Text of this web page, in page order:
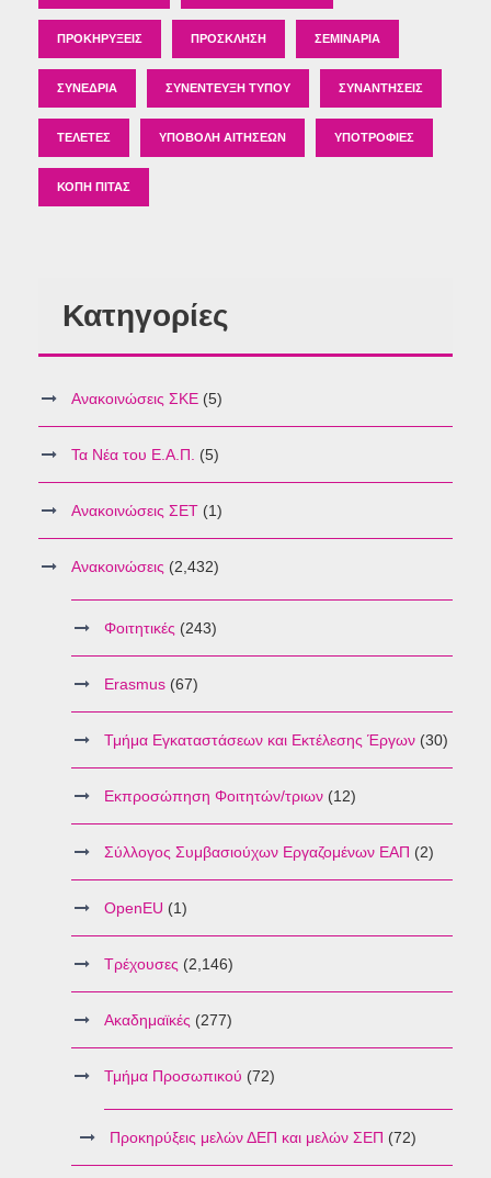
ΠΡΟΚΗΡΎΞΕΙΣ ΠΡΌΣΚΛΗΣΗ ΣΕΜΙΝΆΡΙΑ
ΣΥΝΈΔΡΙΑ ΣΥΝΈΝΤΕΥΞΗ ΤΎΠΟΥ ΣΥΝΑΝΤΉΣΕΙΣ
ΤΕΛΕΤΈΣ ΥΠΟΒΟΛΉ ΑΙΤΉΣΕΩΝ ΥΠΟΤΡΟΦΊΕΣ
ΚΟΠΉ ΠΊΤΑΣ
Κατηγορίες
Ανακοινώσεις ΣΚΕ (5)
Τα Νέα του Ε.Α.Π. (5)
Ανακοινώσεις ΣΕΤ (1)
Ανακοινώσεις (2,432)
Φοιτητικές (243)
Erasmus (67)
Τμήμα Εγκαταστάσεων και Εκτέλεσης Έργων (30)
Εκπροσώπηση Φοιτητών/τριων (12)
Σύλλογος Συμβασιούχων Εργαζομένων ΕΑΠ (2)
OpenEU (1)
Τρέχουσες (2,146)
Ακαδημαϊκές (277)
Τμήμα Προσωπικού (72)
Προκηρύξεις μελών ΔΕΠ και μελών ΣΕΠ (72)